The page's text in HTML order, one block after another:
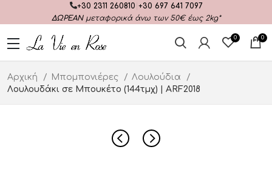
+30 2311 260810 +30 697 641 7097
ΔΩΡΕΑΝμεταφορικά άνω των 50€ έως 2kg*
0 0
Αρχική Μπομπονιέρες
Λουλούδια
Λουλουδάκι σε Μπουκέτο (144τμχ) | ARF2018